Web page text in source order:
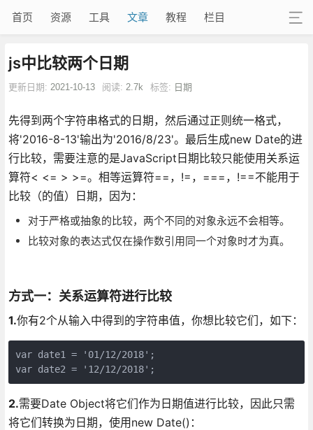
首页 资源 工具 文章 教程 栏目
js中比较两个日期
更新日期: 2021-10-13 阅读: 2.7k 标签: 日期
先得到两个字符串格式的日期，然后通过正则统一格式，
将'2016-8-13'输出为'2016/8/23'。最后生成new Date的进
行比较，需要注意的是JavaScript日期比较只能使用关系运
算符< <= > >=。相等运算符==，!=，===，!==不能用于
比较（的值）日期，因为：
对于严格或抽象的比较，两个不同的对象永远不会相等。
比较对象的表达式仅在操作数引用同一个对象时才为真。
方式一：关系运算符进行比较
1.你有2个从输入中得到的字符串值，你想比较它们，如下：
var date1 = '01/12/2018';
2.需要Date Object将它们作为日期值进行比较，因此只需
将它们转换为日期，使用new Date()：